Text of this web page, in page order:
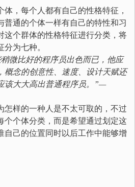
，每个人都有自己的性格特征，
普通的个体一样有自己的特性和习
这个群体的性格特征进行分类，将
为七种。
微比好的程序员出色而已， 他应
概念的创意性、速度、设计天赋还
该大大高出普通程序员。”—
怎样的一种人是不太可取的，不过
个个体分类，而是希望通过划定这
自己的位置同时以后工作中能够增